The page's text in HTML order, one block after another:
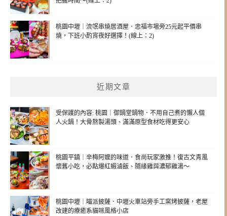
桃園中壢｜流氓串燒居酒屋．忠福市場旁25元起平價串
燒，下班小酌宵夜好選擇！(線上：2)
近期文章
受保護的內容: 桃園｜御鍋堂鍋物．不用自己煮的懶人個
人火鍋！大骨熬製湯頭、滿滿原型食材吃得更安心
桃園平鎮｜辛梅阿嬤的味道．食尚玩家激推！復古文青風
懷舊小吃，必點爆紅蝦滷飯、隨緣雞與濃郁雞湯～
桃園中壢｜喵派披薩．中壢火車站旁手工窯烤披薩，老屋
改建的療癒系貓咪風格小店